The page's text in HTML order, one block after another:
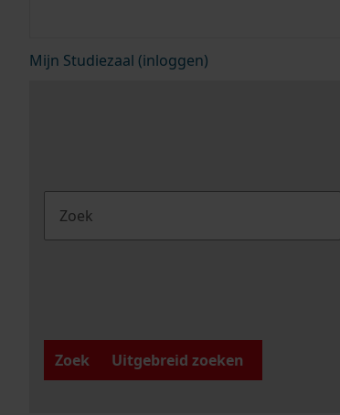
Mijn Studiezaal (inloggen)
Zoek
Uitgebreid zoeken